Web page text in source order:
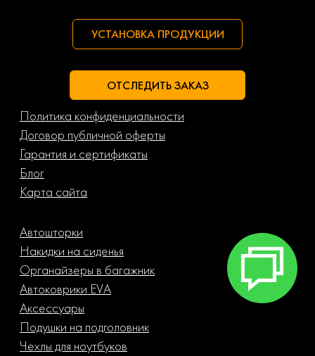
УСТАНОВКА ПРОДУКЦИИ
ОТСЛЕДИТЬ ЗАКАЗ
Политика конфиденциальности
Договор публичной оферты
Гарантия и сертификаты
Блог
Карта сайта
Автошторки
Накидки на сиденья
Органайзеры в багажник
Автоковрики EVA
Аксессуары
Подушки на подголовник
Чехлы для ноутбуков